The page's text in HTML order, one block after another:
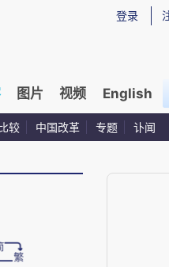
登录
图片 视频 English
比较 中国改革 专题 讣闻